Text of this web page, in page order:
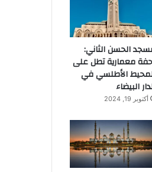
الحسن الثاني:
معمارية تطل على
الأطلسي في
البيضاء
أكتوبر 19, 2024